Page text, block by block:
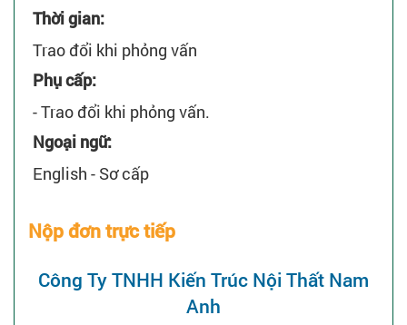
Thời gian:
Trao đổi khi phỏng vấn
Phụ cấp:
- Trao đổi khi phỏng vấn.
Ngoại ngữ:
English - Sơ cấp
Nộp đơn trực tiếp
Công Ty TNHH Kiến Trúc Nội Thất Nam
Anh